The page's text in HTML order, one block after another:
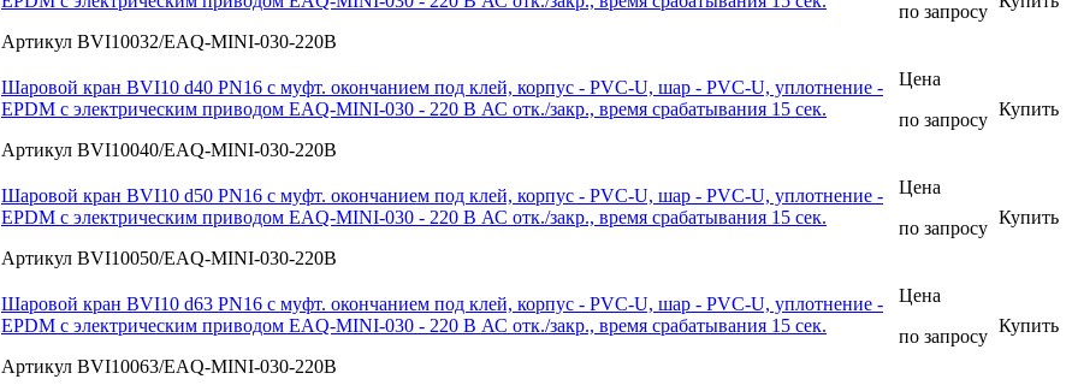
Артикул BVI10032/EAQ-MINI-030-220В
по запросу
Шаровой кран BVI10 d40 PN16 с муфт. окончанием под клей, корпус - PVC-U, шар - PVC-U, уплотнение -
EPDM с электрическим приводом EAQ-MINI-030 - 220 В АС отк./закр., время срабатывания 15 сек.
Артикул BVI10040/EAQ-MINI-030-220В
Цена
по запросу
Купить
Шаровой кран BVI10 d50 PN16 с муфт. окончанием под клей, корпус - PVC-U, шар - PVC-U, уплотнение -
EPDM с электрическим приводом EAQ-MINI-030 - 220 В АС отк./закр., время срабатывания 15 сек.
Артикул BVI10050/EAQ-MINI-030-220В
Цена
по запросу
Купить
Шаровой кран BVI10 d63 PN16 с муфт. окончанием под клей, корпус - PVC-U, шар - PVC-U, уплотнение -
EPDM с электрическим приводом EAQ-MINI-030 - 220 В АС отк./закр., время срабатывания 15 сек.
Артикул BVI10063/EAQ-MINI-030-220В
Цена
по запросу
Купить